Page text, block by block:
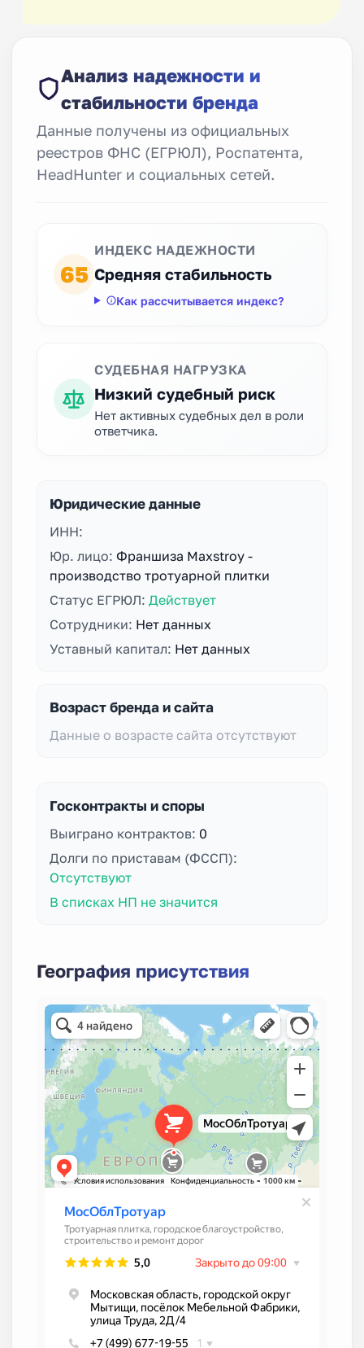
Анализ надежности и
стабильности бренда
Данные получены из официальных
реестров ФНС (ЕГРЮЛ), Роспатента,
HeadHunter и социальных сетей.
65
ИНДЕКС НАДЕЖНОСТИ
Средняя стабильность
Как рассчитывается индекс?
СУДЕБНАЯ НАГРУЗКА
Низкий судебный риск
Нет активных судебных дел в роли
ответчика.
Юридические данные
ИНН:
Юр. лицо: Франшиза Maxstroy -
производство тротуарной плитки
Статус ЕГРЮЛ: Действует
Сотрудники: Нет данных
Уставный капитал: Нет данных
Возраст бренда и сайта
Данные о возрасте сайта отсутствуют
Госконтракты и споры
Выиграно контрактов: 0
Долги по приставам (ФССП):
Отсутствуют
В списках НП не значится
География присутствия